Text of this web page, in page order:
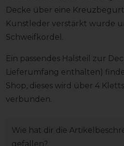
Decke über eine
Kunstleder verstärkt wurde
Schweifkordel.
Ein passendes Halsteil zur
Lieferumfang enthalten)
Shop, dieses wird über 4
verbunden.
Wie hat dir die
gefallen?